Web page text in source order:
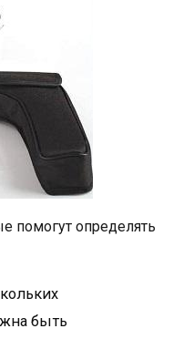
помогут определять
быть